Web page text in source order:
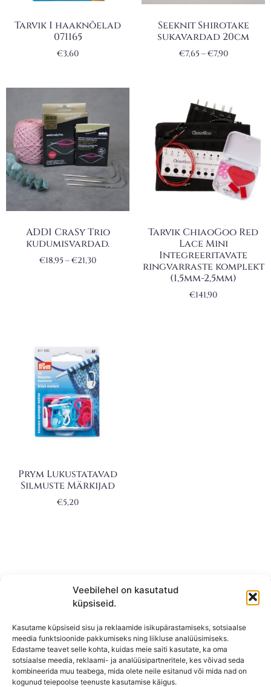
Veebilehel on kasutatud
küpsiseid.
Kasutame küpsiseid sisu ja reklaamide isikupärastamiseks, sotsiaalse
meedia funktsioonide pakkumiseks ning liikluse analüüsimiseks.
Edastame teavet selle kohta, kuidas meie saiti kasutate, ka oma
sotsiaalse meedia, reklaami- ja analüüsipartneritele, kes võivad seda
kombineerida muu teabega, mida olete neile esitanud või mida nad on
kogunud teiepoolse teenuste kasutamise käigus.
Tarvik I haaknõelad
071165
€3,60
Seeknit Shirotake
sukavardad 20cm
€7,65 –€7,90
ADDI CraSy Trio
kudumisvardad.
€18,95 –€21,30
Tarvik ChiaoGoo Red
Lace Mini
Integreeritavate
ringvarraste komplekt
(1,5mm-2,5mm)
€141,90
Prym Lukustatavad
Silmuste Märkijad
€5,20
KONTAKT